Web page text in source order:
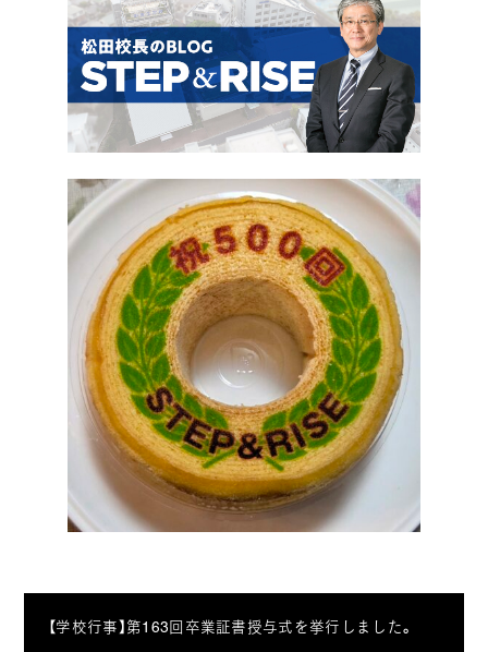
【学校行事】第163回卒業証書授与式を挙行しました。